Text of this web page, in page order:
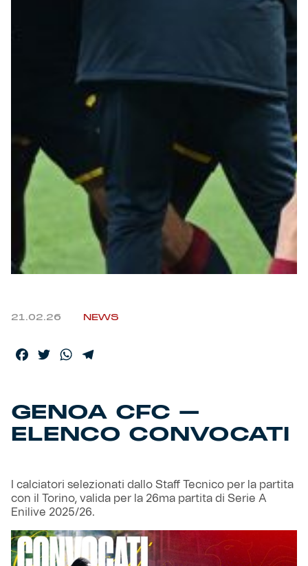
Red&Blue Voices
Accessori
Outlet
Gift Card Online Store
21.02.26 NEWS
Facebook
TwitterWhatsApp
GENOA CFC –
ELENCO CONVOCATI
I calciatori selezionati dallo Staff Tecnico per la partita
con il Torino, valida per la 26ma partita di Serie A
Enilive 2025/26.